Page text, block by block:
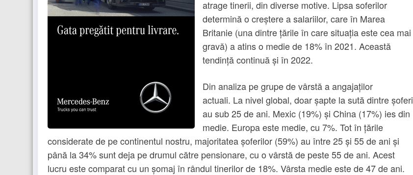
atrage tinerii, din diverse motive. Lipsa soferilor
determină o creștere a salariilor, care în Marea
Britanie (una dintre țările în care situația este cea mai
gravă) a atins o medie de 18% în 2021. Această
tendință continuă și în 2022.
Din analiza pe grupe de vârstă a angajaților
actuali. La nivel global, doar șapte la sută dintre șoferi
au sub 25 de ani. Mexic (19%) și China (17%) ies din
medie. Europa este medie, cu 7%. Tot în țările
considerate de pe continentul nostru, majoritatea șoferilor (59%) au între 25 și 55 de ani și
până la 34% sunt deja pe drumul către pensionare, cu o vârstă de peste 55 de ani. Acest
lucru este comparat cu un șomaj în rândul tinerilor de 18%. Vârsta medie este de 47 de ani.